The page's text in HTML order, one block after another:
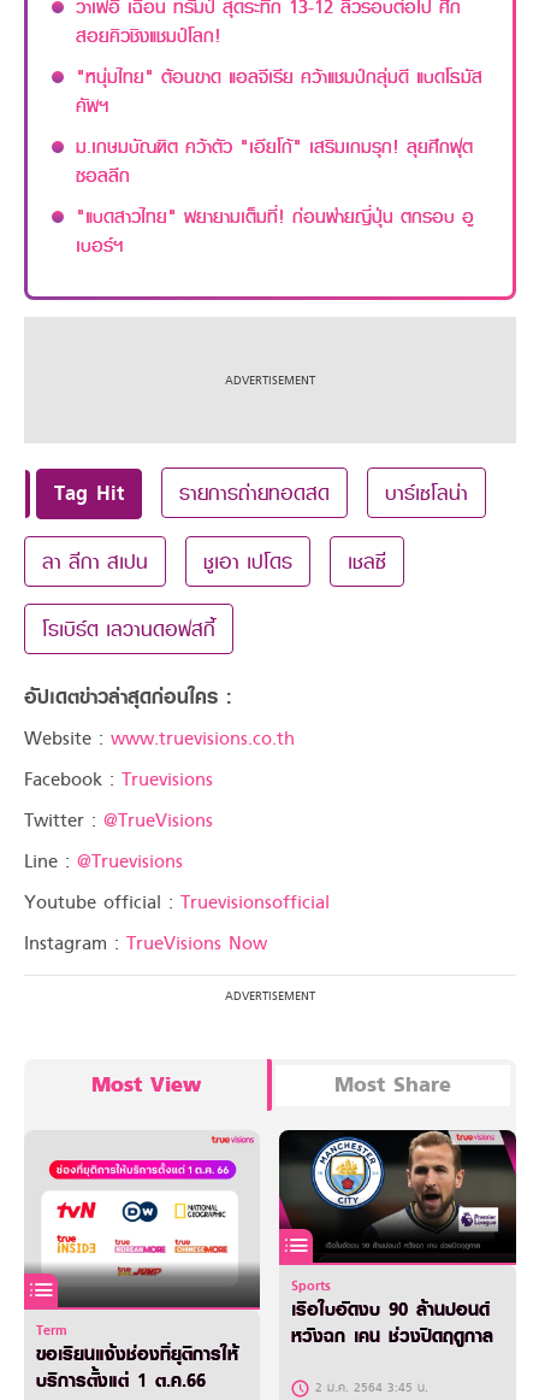
วาเฟอี เฉือน ทรัมป์ สุดระทึก 13-12 ลิ่วรอบต่อไป ศึก
สอยคิวชิงแชมป์โลก!
"หนุ่มไทย" ต้อนขาด แอลจีเรีย คว้าแชมป์กลุ่มดี แบดโธมัส
คัพฯ
ม.เกษมบัณฑิต คว้าตัว "เอียโก้" เสริมเกมรุก! ลุยศึกฟุต
ซอลลีก
"แบดสาวไทย" พยายามเต็มที่! ก่อนพ่ายญี่ปุ่น ตกรอบ อู
เบอร์ฯ
Tag Hit รายการถ่ายทอดสด บาร์เซโลน่า
ลา ลีกา สเปน ชูเอา เปโดร เชลซี
โรเบิร์ต เลวานดอฟสกี้
อัปเดตข่าวล่าสุดก่อนใคร :
Website : www.truevisions.co.th
Facebook : Truevisions
Twitter : @TrueVisions
Line : @Truevisions
Youtube official : Truevisionsofficial
Instagram : TrueVisions Now
Most View Most Share
Term
ขอเรียนแจ้งช่องที่ยุติการให้
บริการตั้งแต่ 1 ต.ค.66
Sports
เรือใบอัดงบ 90 ล้านปอนด์
หวังฉก เคน ช่วงปิดฤดูกาล
2 ม.ค. 2564 3:45 น.